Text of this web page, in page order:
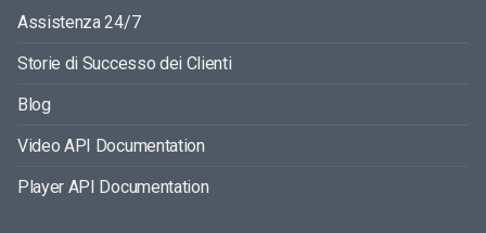
Assistenza 24/7
Storie di Successo dei Clienti
Blog
Video API Documentation
Player API Documentation